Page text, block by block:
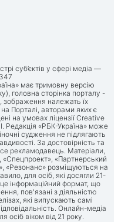
суб’єктів у сфері медіа —
має тримовну версію
головна сторінка порталу -
зображення належать їх
Порталі, авторами яких є
на умовах ліцензії Creative
Редакція «РБК-Україна» може
судження не підлягають
За достовірність та
рекламодавець. Матеріали,
«Партнерський
«Резонанс» розміщуються на
для осіб, які досягли 21-
це інформаційний формат, що
пов'язані з діяльністю
які випускають самі
Онлайн-медіа
осіб віком від 21 року.